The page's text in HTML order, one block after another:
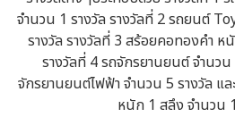
จำนวน 1 รางวัล รางวัลที่ 2 รถยนต์
รางวัล รางวัลที่ 3 สร้อยคอทองคำ ห
รางวัลที่ 4 รถจักรยานยนต์ จำนวน
จักรยานยนต์ไฟฟ้า จำนวน 5 รางวัล แ
หนัก 1 สลึง จำนวน